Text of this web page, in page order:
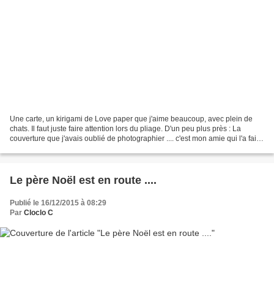
Une carte, un kirigami de Love paper que j'aime beaucoup, avec plein de
chats. Il faut juste faire attention lors du pliage. D'un peu plus près : La
couverture que j'avais oublié de photographier .... c'est mon amie qui l'a fait
Le père Noël est en route ....
Publié le 16/12/2015 à 08:29
Par Cloclo C